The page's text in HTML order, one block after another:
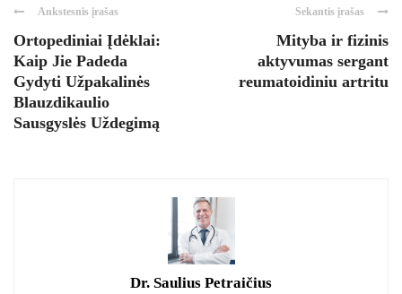
Ankstesnis įrašas
Ortopediniai Įdėklai:
Kaip Jie Padeda
Gydyti Užpakalinės
Blauzdikaulio
Sausgyslės Uždegimą
Sekantis įrašas
Mityba ir fizinis
aktyvumas sergant
reumatoidiniu artritu
Dr. Saulius Petraičius